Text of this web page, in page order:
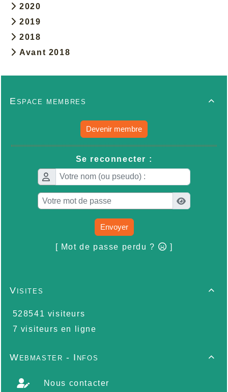
2020
2019
2018
Avant 2018

Espace membres
Devenir membre
Se reconnecter :
Envoyer
[ Mot de passe perdu ? ]

Visites
528541 visiteurs
7 visiteurs en ligne

Webmaster - Infos
Nous contacter